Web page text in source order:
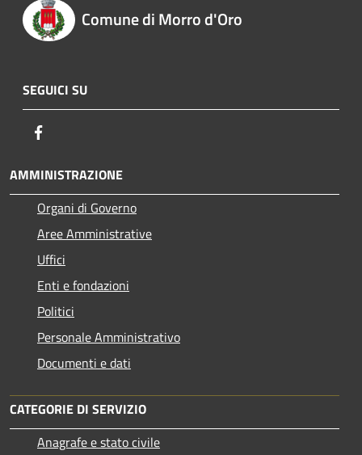
Comune di Morro d'Oro
SEGUICI SU
AMMINISTRAZIONE
Organi di Governo
Aree Amministrative
Uffici
Enti e fondazioni
Politici
Personale Amministrativo
Documenti e dati
CATEGORIE DI SERVIZIO
Anagrafe e stato civile